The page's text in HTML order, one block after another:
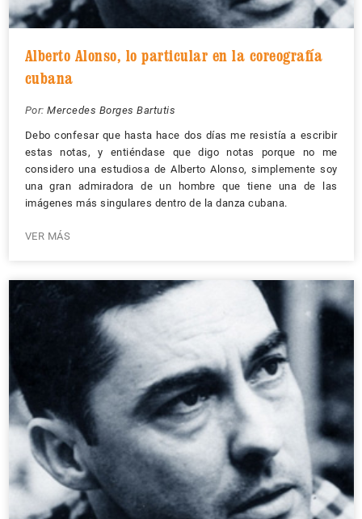
Alberto Alonso, lo particular en la coreografía
cubana
Por: Mercedes Borges Bartutis
Debo confesar que hasta hace dos días me resistía a escribir
estas notas, y entiéndase que digo notas porque no me
considero una estudiosa de Alberto Alonso, simplemente soy
una gran admiradora de un hombre que tiene una de las
imágenes más singulares dentro de la danza cubana.
VER MÁS